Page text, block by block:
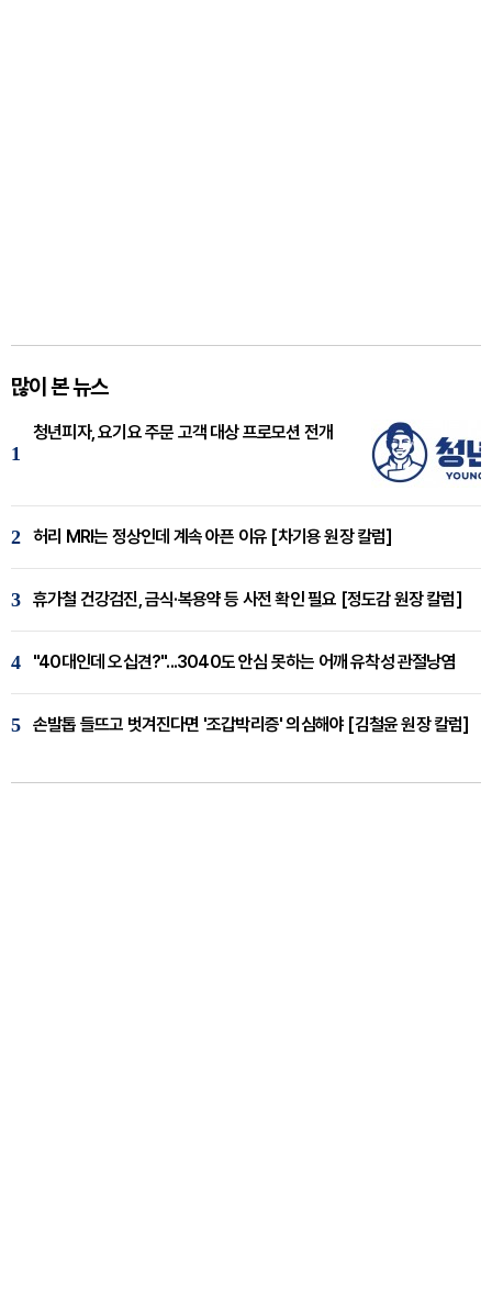
많이 본 뉴스
1
청년피자, 요기요 주문 고객 대상 프로모션 전개
2 허리 MRI는 정상인데 계속 아픈 이유 [차기용 원장 칼럼]
3 휴가철 건강검진, 금식·복용약 등 사전 확인 필요 [정도감 원장 칼럼]
4 "40대인데 오십견?"...3040도 안심 못하는 어깨 유착성 관절낭염
5 손발톱 들뜨고 벗겨진다면 '조갑박리증' 의심해야 [김철윤 원장 칼럼]